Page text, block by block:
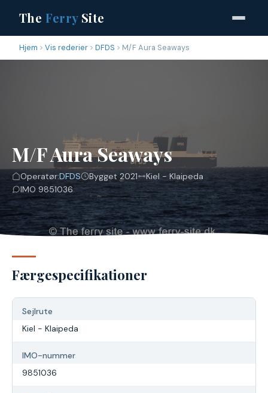
The FerrySite
Hjem Vis rederier DFDS M/F Aura Seaways
M/F Aura Seaways
Operatør:DFDS Bygget 2021
Kiel - Klaipeda
IMO 9851036
Færgespecifikationer
Sejlrute
Kiel - Klaipeda
IMO-nummer
9851036